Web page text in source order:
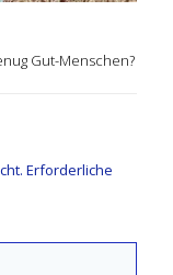
Gut-Menschen?
Erforderliche